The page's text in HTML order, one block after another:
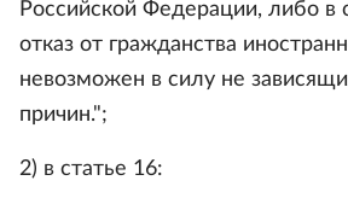
Российской Федерации, либо в
отказ от гражданства
невозможен в силу не
причин.";
2) в статье 16: